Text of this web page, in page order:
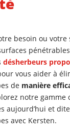
besoin ou votre
désherbeurs
vous aider à
de manière
notre gamme
aujourd’hui et
avec Kersten.